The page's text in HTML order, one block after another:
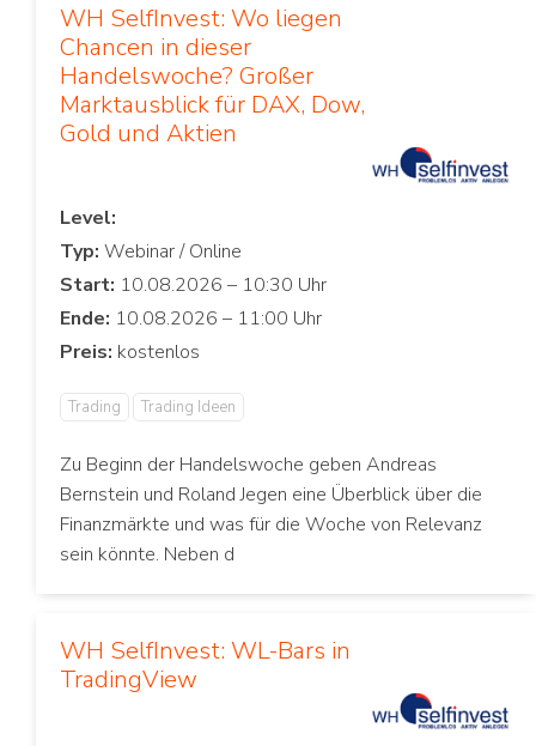
WH SelfInvest: Wo liegen
Chancen in dieser
Handelswoche? Großer
Marktausblick für DAX, Dow,
Gold und Aktien
Level:
Typ:
Start:
Ende:
Preis:
Trading Trading Ideen
Zu Beginn der Handelswoche geben Andreas
Bernstein und Roland Jegen eine Überblick über die
Finanzmärkte und was für die Woche von Relevanz
sein könnte. Neben d
WH SelfInvest: WL-Bars in
TradingView